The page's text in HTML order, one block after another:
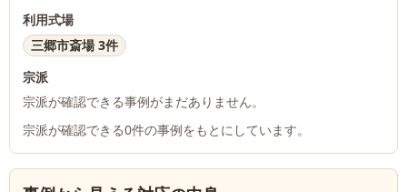
利用式場
三郷市斎場 3件
宗派
宗派が確認できる事例がまだありません。
宗派が確認できる0件の事例をもとにしています。